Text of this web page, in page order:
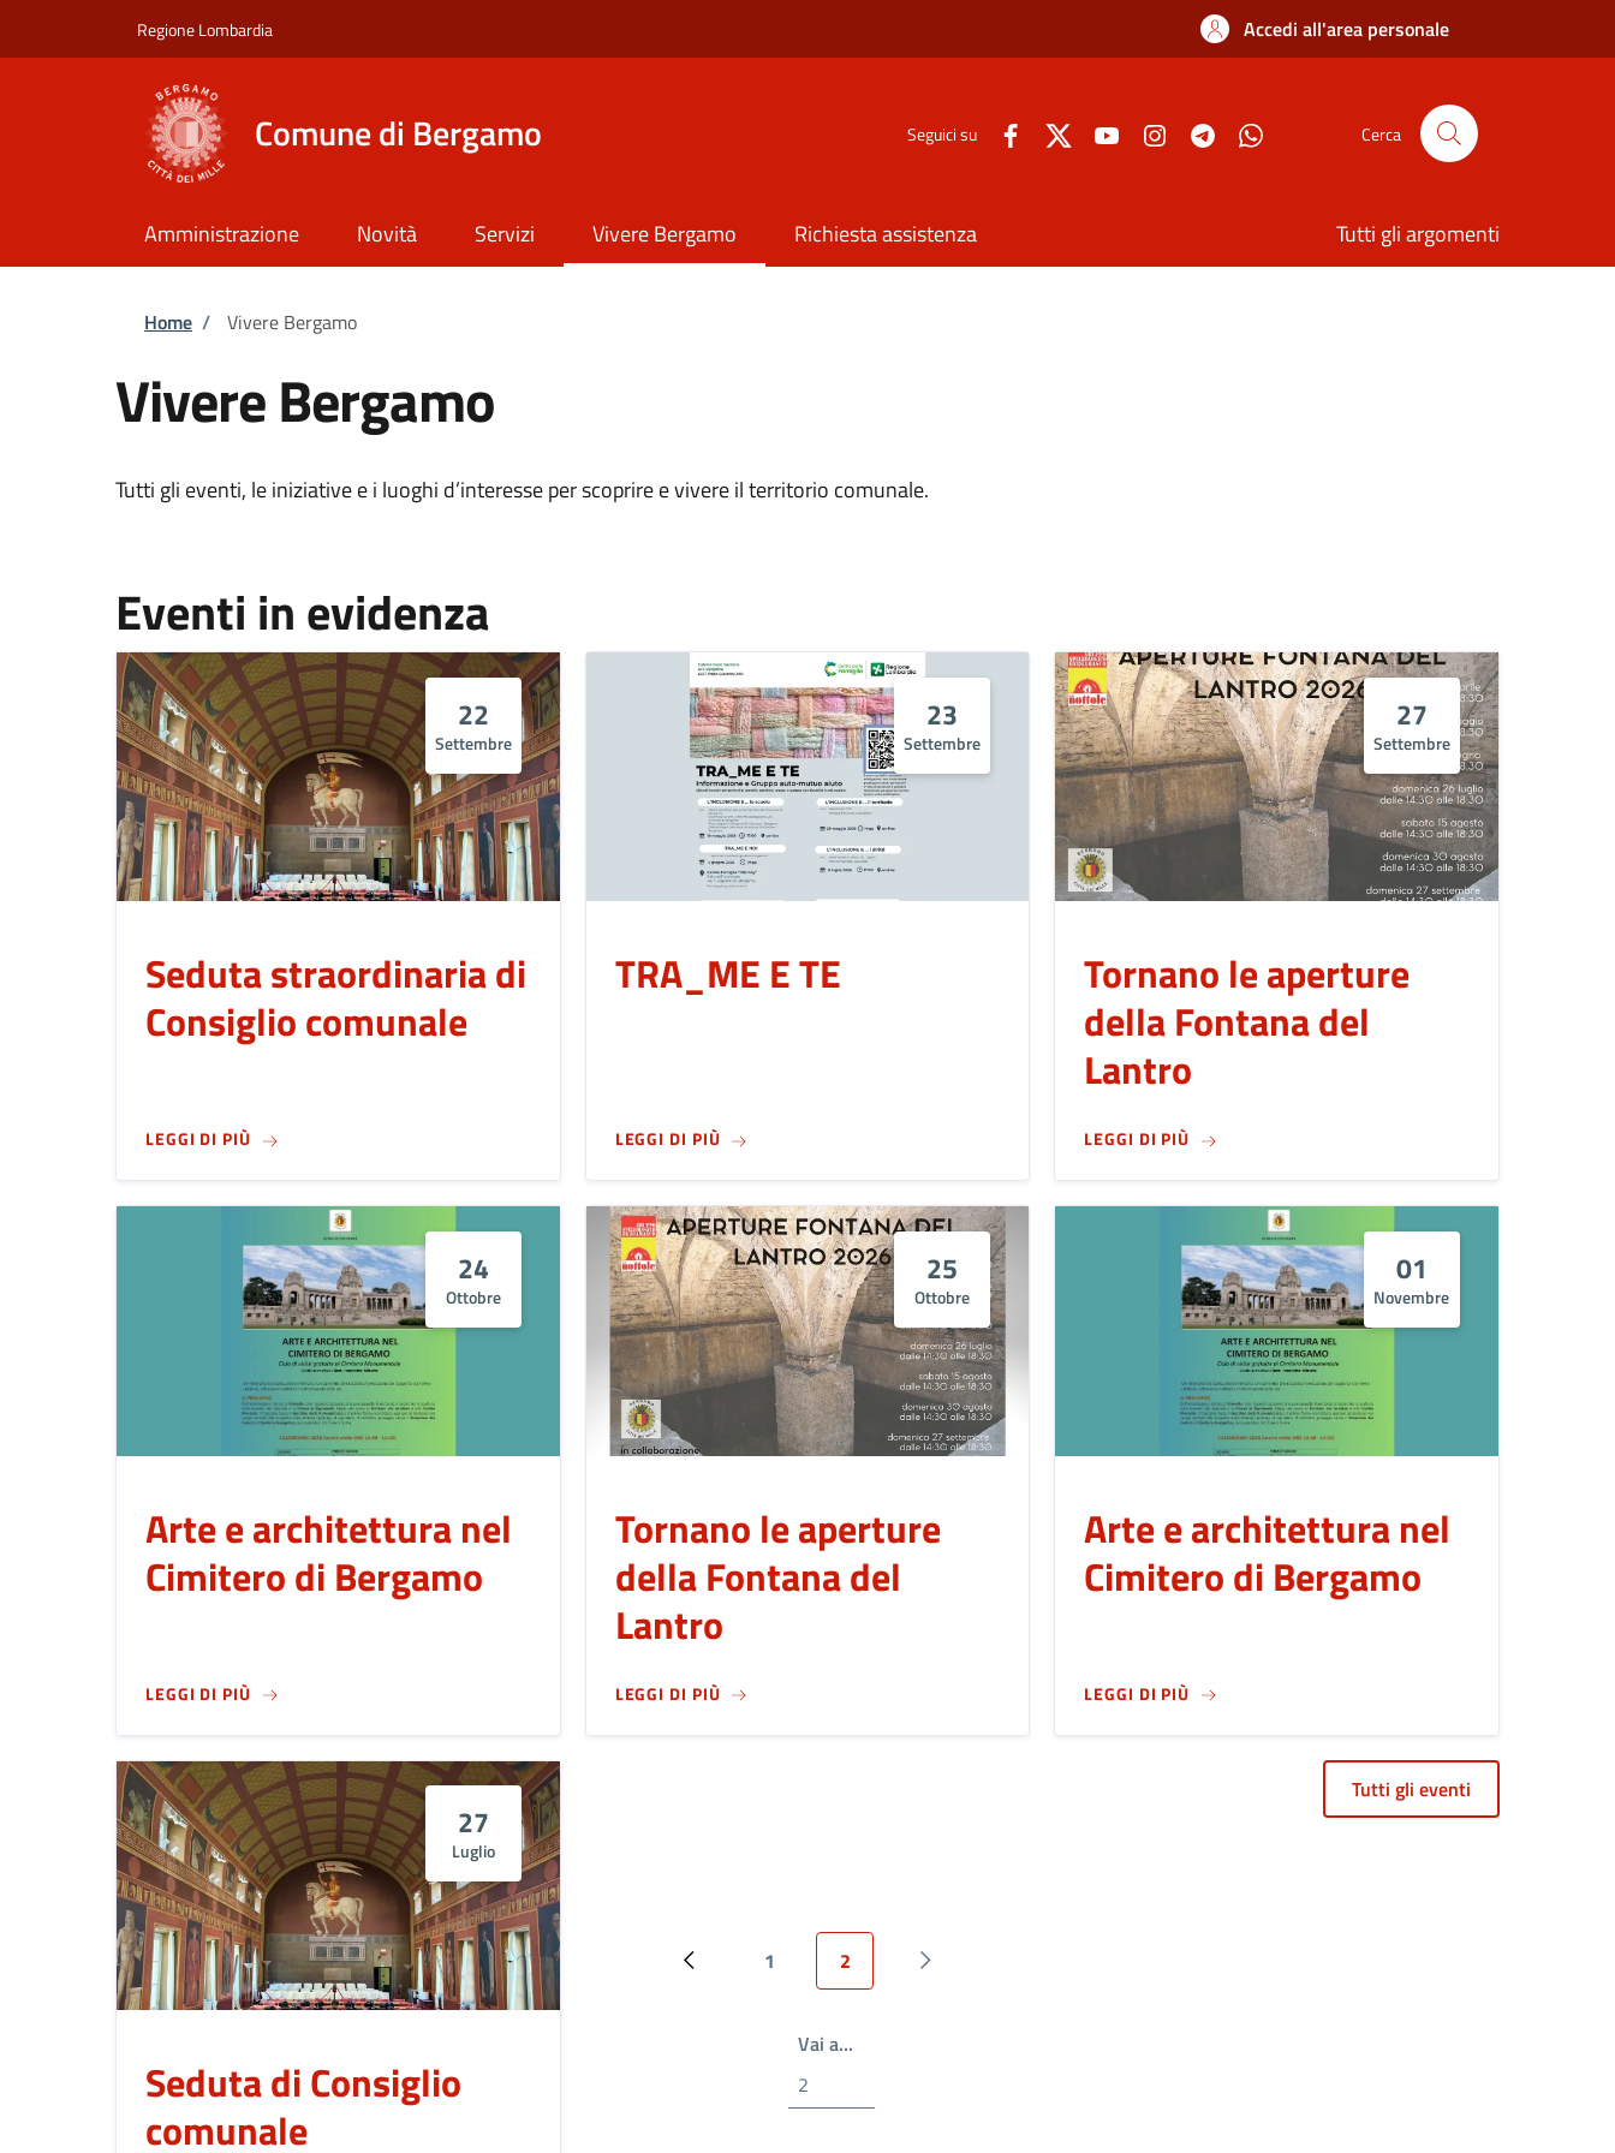
Regione Lombardia Accedi all'area personale
Comune di Bergamo Seguici su Cerca
Amministrazione Novità Servizi Vivere Bergamo Richiesta assistenza Tutti gli argomenti
Briciole di pane
Home / Vivere Bergamo
Vivere Bergamo
Tutti gli eventi, le iniziative e i luoghi d’interesse per scoprire e vivere il territorio comunale.
Eventi in evidenza
22
Settembre
Seduta straordinaria di
Consiglio comunale
LEGGI DI PIÙSUSEDUTA STRAORDINARIA DI CONSIGLIO COMUNALE
23
Settembre
TRA_ME E TE
LEGGI DI PIÙSU
27
Settembre
Tornano le aperture
della Fontana del
Lantro
LEGGI DI PIÙ SUTORNANO LE APERTURE DELLA FONTANA DEL
24
Ottobre
Arte e architettura nel
Cimitero di Bergamo
LEGGI DI PIÙSUARTE E ARCHITETTURA NEL CIMITERO DI BERGAMO
25
Ottobre
Tornano le aperture
della Fontana del
Lantro
LEGGI DI PIÙSU TORNANO LE APERTURE DELLA FONTANA DEL LANTRO
01
Novembre
Arte e architettura nel
Cimitero di Bergamo
LEGGI DI PIÙ SUARTE E ARCHITETTURA NEL CIMITERO DI
27
Luglio
Seduta di Consiglio
comunale
Pagina precedente
Page
1
Pagina attuale
2
Prossima pagina
Vai a…Write the page number you want to go to
Tutti gli eventi